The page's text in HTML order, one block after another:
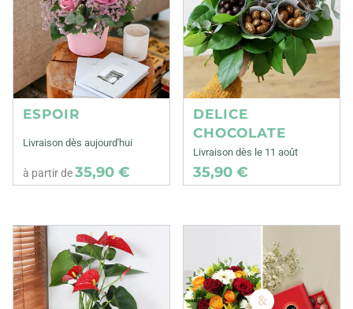
ESPOIR
Livraison dès aujourd'hui
à partir de35,90 €
DELICE
CHOCOLATE
Livraison dès le 11 août
35,90 €